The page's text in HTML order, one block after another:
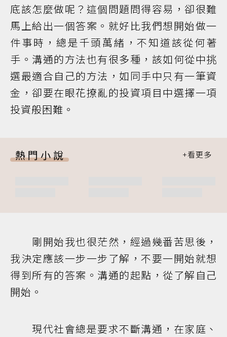
底該怎麼做呢？這個問題問得容易，卻很難
馬上給出一個答案。就好比我們想開始做一
件事時，總是千頭萬緒，不知道該從何著
手。溝通的方法也有很多種，該如何從中挑
選最適合自己的方法，如同手中只有一筆資
金，卻要在眼花撩亂的投資項目中選擇一項
投資般困難。
熱門小說
剛開始我也很茫然，經過幾番苦思後，
我決定應該一步一步了解，不要一開始就想
得到所有的答案。溝通的起點，從了解自己
開始。
現代社會總是要求不斷溝通，在家庭、